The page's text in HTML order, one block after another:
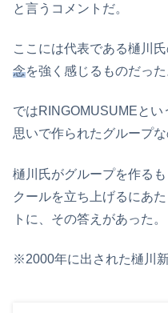
と言うコメントだ。
ここには代表である樋川氏
念を強く感じるものだった
ではRINGOMUSUMEと
思いで作られたグループな
樋川氏がグループを作る
クールを立ち上げるにあ
トに、その答えがあった。
※2000年に出された樋川